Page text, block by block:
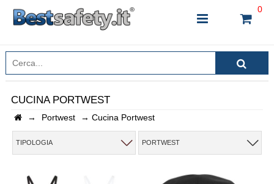
0
INSERISCI IL NOME DEL PRODOTTO CHE STAI
CERCANDO
CUCINA PORTWEST
→ Portwest → Cucina Portwest
TIPOLOGIA PORTWEST